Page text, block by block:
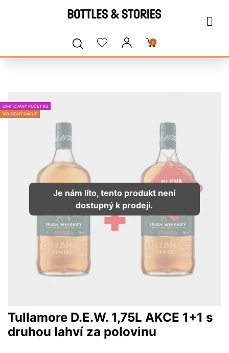
0
LIMITOVANÝ POČET KS
VÝHODNÝ NÁKUP
Je nám líto, tento produkt není
dostupný k prodeji.
Tullamore D.E.W. 1,75L AKCE 1+1 s
druhou lahví za polovinu